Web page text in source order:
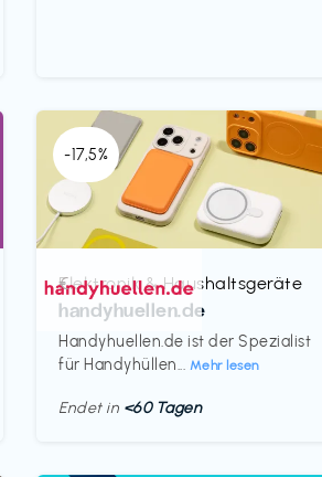
-17,5%
Elektronik & Haushaltsgeräte
handyhuellen.de
Handyhuellen.de ist der Spezialist
für Handyhüllen... Mehr lesen
€‎
Endet in <60 Tagen